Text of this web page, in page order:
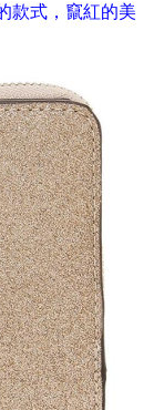
款式，竄紅的美